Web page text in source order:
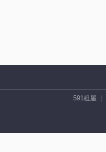
591租屋